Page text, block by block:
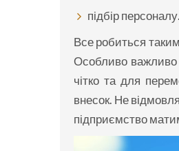
підбір персоналу.
Все робиться
Особливо важливо
чітко та для
внесок. Не
підприємство